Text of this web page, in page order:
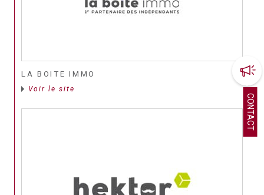
CONTACT
LA BOITE IMMO
Voir le site